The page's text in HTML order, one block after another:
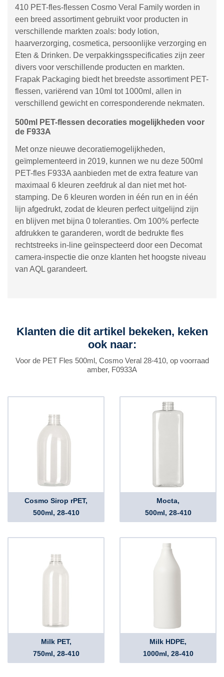
410 PET-fles-flessen Cosmo Veral Family worden in
een breed assortiment gebruikt voor producten in
verschillende markten zoals: body lotion,
haarverzorging, cosmetica, persoonlijke verzorging en
Eten & Drinken. De verpakkingsspecificaties zijn zeer
divers voor verschillende producten en markten.
Frapak Packaging biedt het breedste assortiment PET-
flessen, variërend van 10ml tot 1000ml, allen in
verschillend gewicht en corresponderende nekmaten.
500ml PET-flessen decoraties mogelijkheden voor
de F933A
Met onze nieuwe decoratiemogelijkheden,
geïmplementeerd in 2019, kunnen we nu deze 500ml
PET-fles F933A aanbieden met de extra feature van
maximaal 6 kleuren zeefdruk al dan niet met hot-
stamping. De 6 kleuren worden in één run en in één
lijn afgedrukt, zodat de kleuren perfect uitgelijnd zijn
en blijven met bijna 0 toleranties. Om 100% perfecte
afdrukken te garanderen, wordt de bedrukte fles
rechtstreeks in-line geïnspecteerd door een Decomat
camera-inspectie die onze klanten het hoogste niveau
van AQL garandeert.
Klanten die dit artikel bekeken, keken
ook naar:
Voor de PET Fles 500ml, Cosmo Veral 28-410, op voorraad
amber, F0933A
Cosmo Sirop rPET,
500ml, 28-410
Mocta,
500ml, 28-410
Milk PET,
750ml, 28-410
Milk HDPE,
1000ml, 28-410